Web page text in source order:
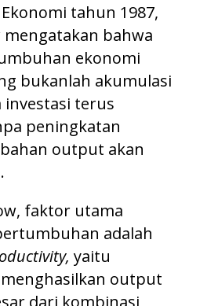
tahun 1987,
mengatakan bahwa
ekonomi
bukanlah akumulasi
investasi terus
peningkatan
output akan
faktor utama
adalah
yaitu
output
dari kombinasi